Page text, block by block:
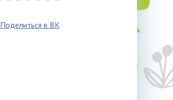
Поделиться в ВК